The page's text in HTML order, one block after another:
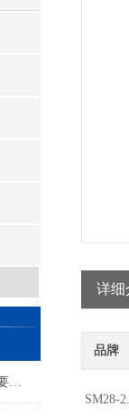
ET3000双钳接地电阻测试仪主要特点与技术
详细
品牌
SM28-